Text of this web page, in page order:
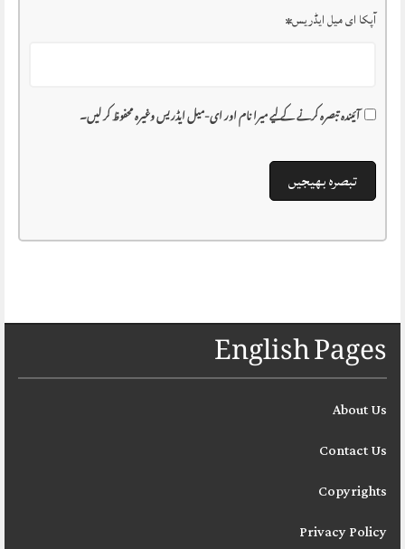
آپکا ای میل ایڈریس*
آئیندہ تبصرہ کرنے کے لیے میرا نام اور ای-میل ایڈریس وغیرہ محفوظ کر لیں۔
English Pages
About Us
Contact Us
Copyrights
Privacy Policy